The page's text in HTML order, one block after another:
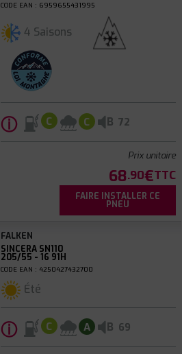
CODE EAN : 6959655431995
4 Saisons
ⓘ C C B 72
Prix unitaire
68.90€TTC
FAIRE INSTALLER CE
PNEU
FALKEN
SINCERA SN110
205/55 - 16 91H
CODE EAN : 4250427432700
Été
ⓘ C A B 69